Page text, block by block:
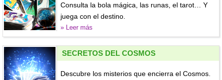
Consulta la bola mágica, las runas, el tarot… Y
juega con el destino.
» Leer más
SECRETOS DEL COSMOS
Descubre los misterios que encierra el Cosmos.